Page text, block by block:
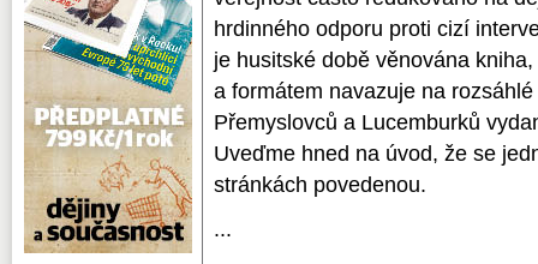
hrdinného odporu proti cizí
je husitské době věnována
a formátem navazuje na
Přemyslovců a Lucemburků
Uveďme hned na úvod, že se
stránkách povedenou.
...